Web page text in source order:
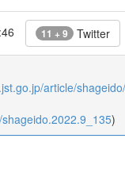
11 + 9 Twitter
article/
)